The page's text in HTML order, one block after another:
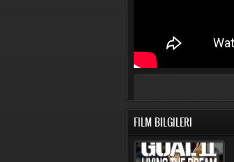
FILM BILGILERI